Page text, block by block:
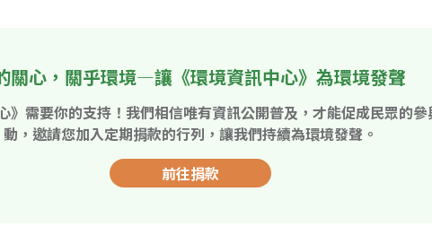
關心，關乎環境—讓《環境資訊中心》為環境發聲
》需要你的支持！我們相信唯有資訊公開普及，才能促成民眾的
動，邀請您加入定期捐款的行列，讓我們持續為環境發聲。
前往捐款